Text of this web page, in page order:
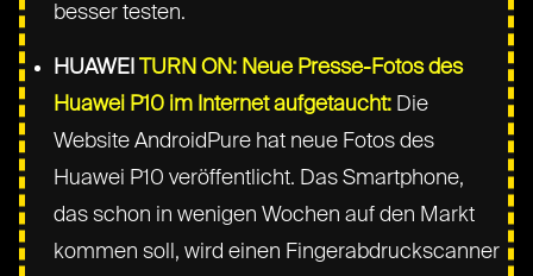
besser testen.
HUAWEITURN ON: Neue Presse-Fotos des
Huawei P10 im Internet aufgetaucht: Die
Website AndroidPure hat neue Fotos des
Huawei P10 veröffentlicht. Das Smartphone,
das schon in wenigen Wochen auf den Markt
kommen soll, wird einen Fingerabdruckscanner